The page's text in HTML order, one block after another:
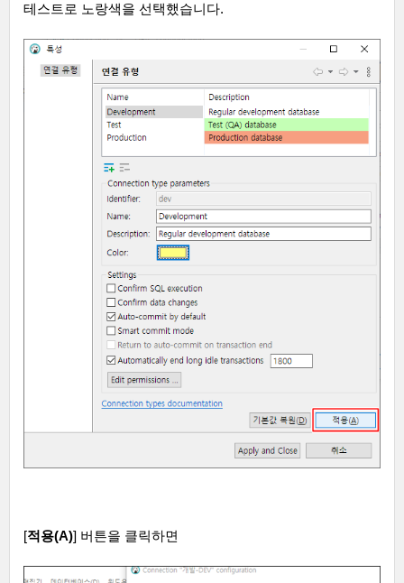
테스트로 노랑색을 선택했습니다.
[적용(A)] 버튼을 클릭하면